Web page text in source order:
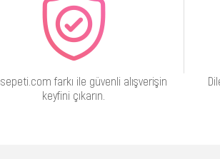
farkı ile güvenli alışverişin
keyfini çıkarın.